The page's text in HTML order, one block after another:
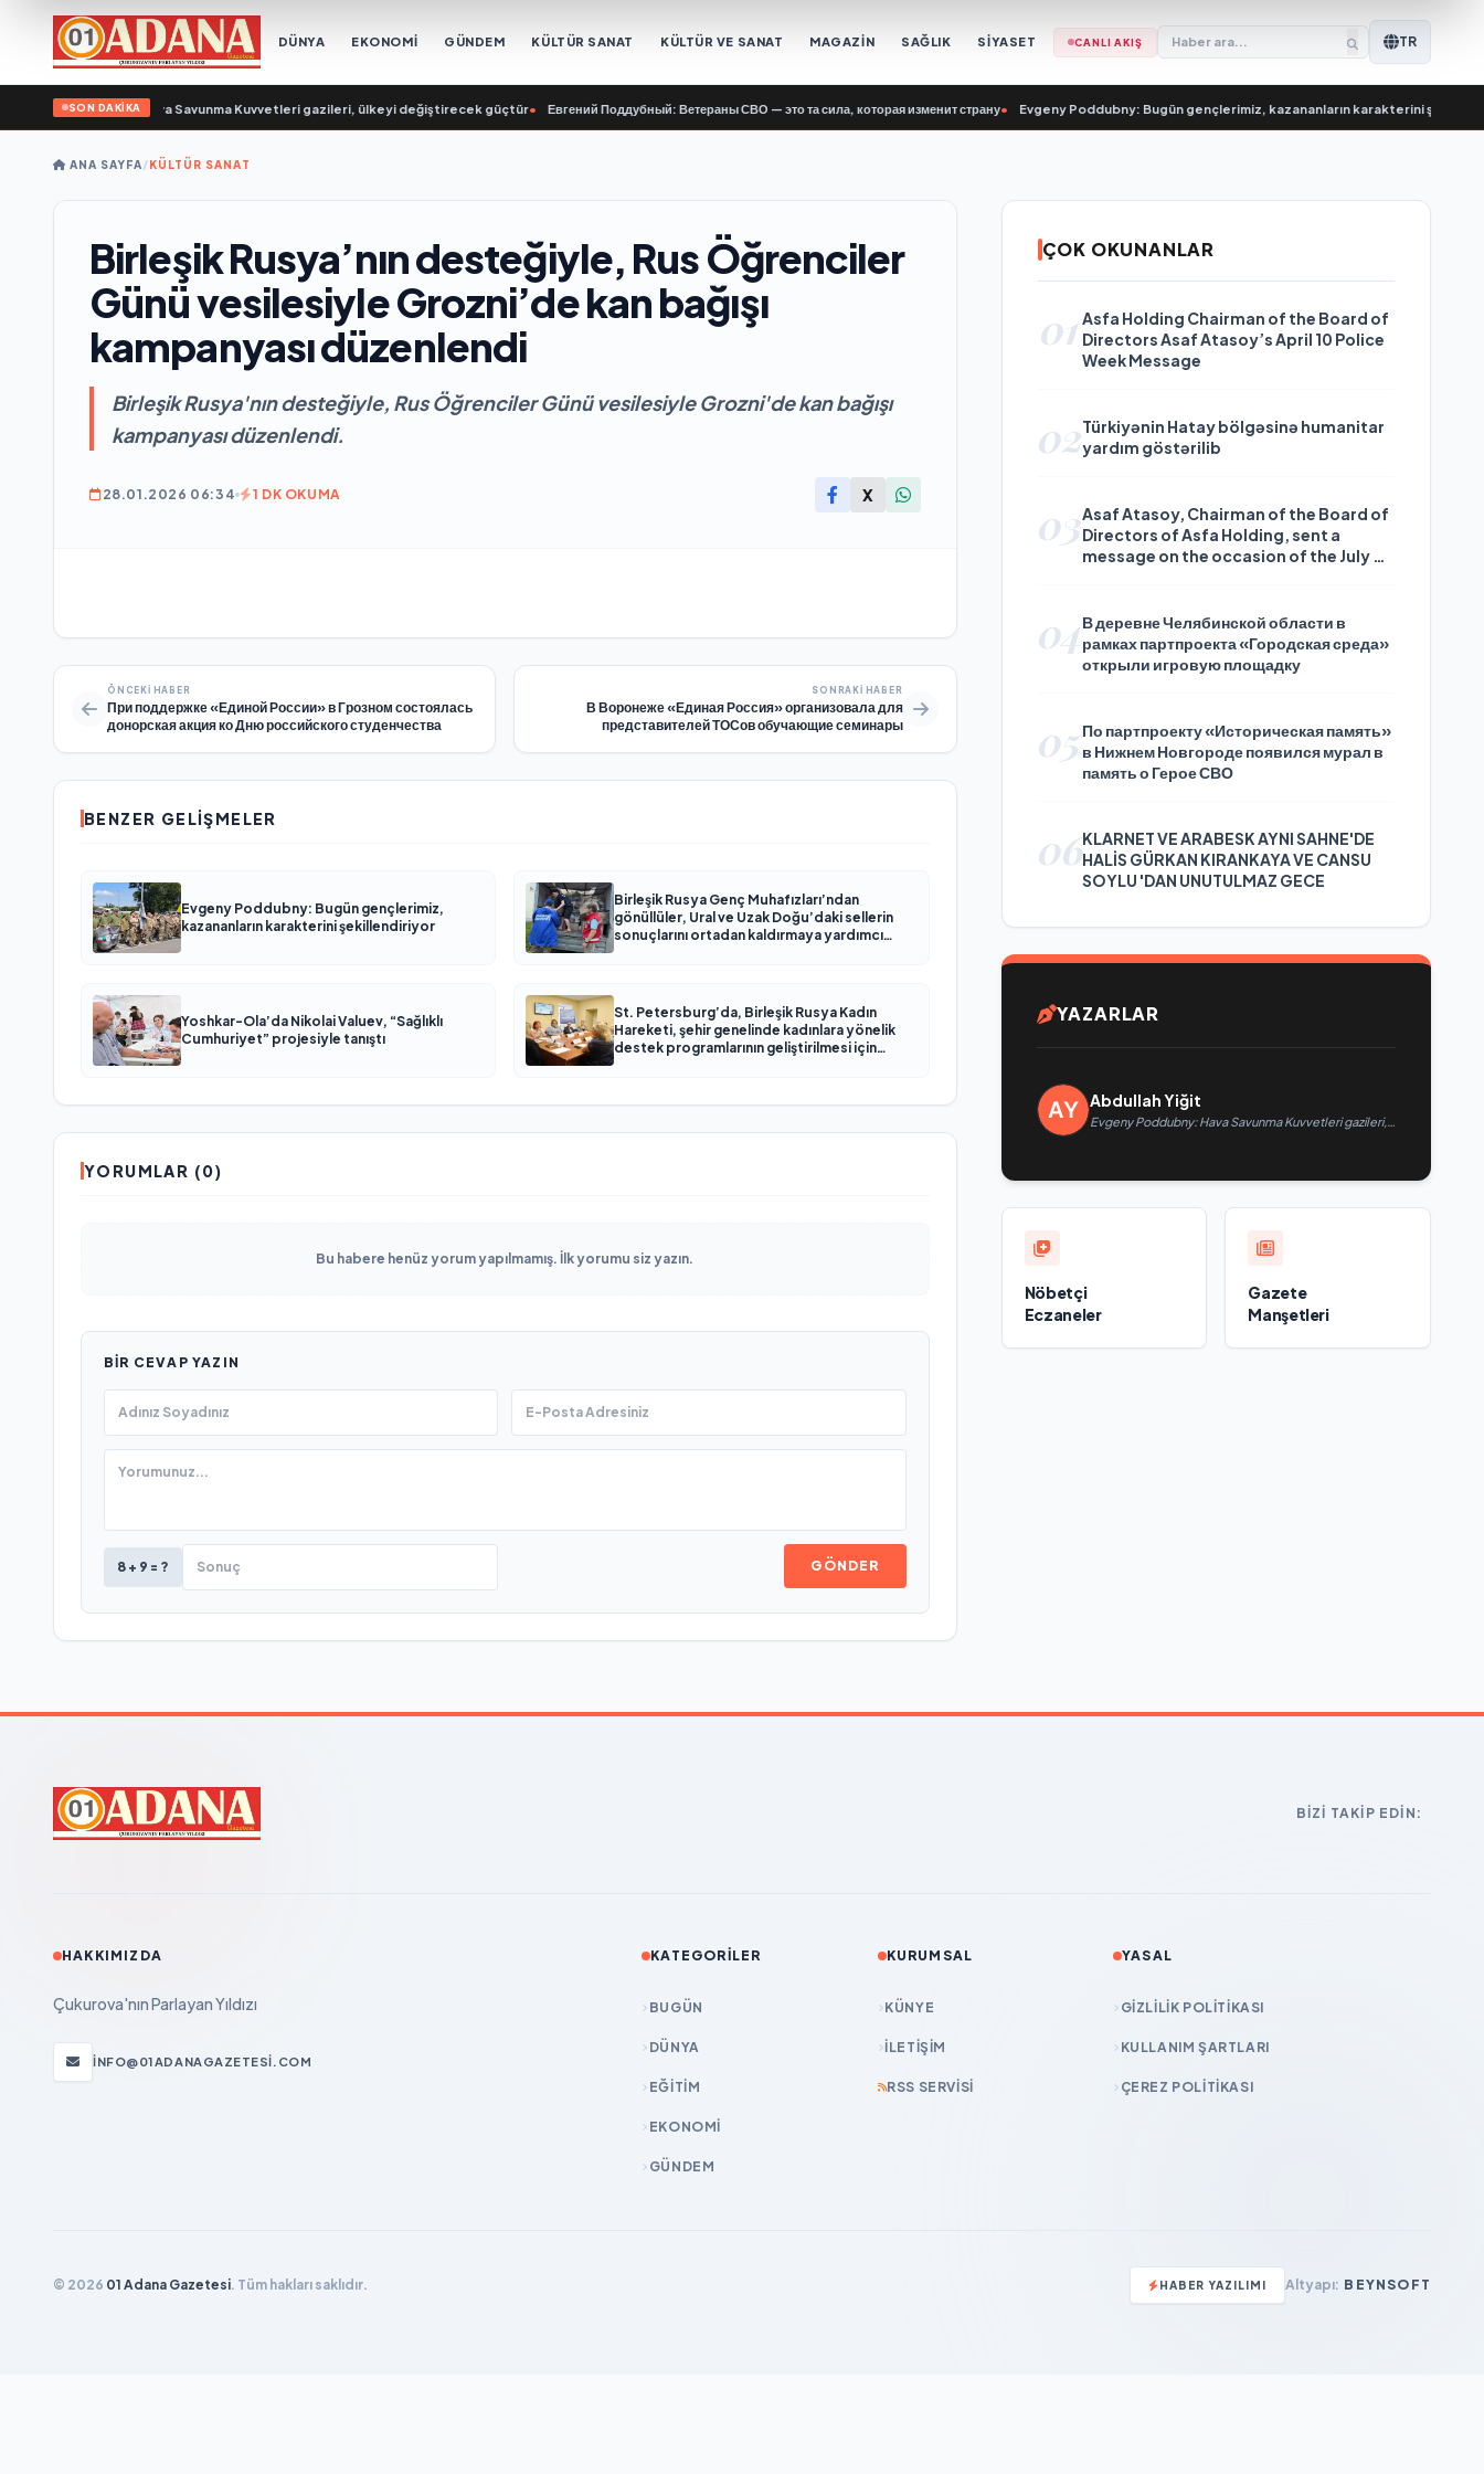
DÜNYA EKONOMİ GÜNDEM KÜLTÜR SANAT KÜLTÜR VE SANAT MAGAZİN SAĞLIK SİYASET CANLI AKIŞ TR
SON DAKİKA
Evgeny Poddubny: Hava Savunma Kuvvetleri gazileri, ülkeyi değiştirecek güçtür• Евгений Поддубный: Ветераны СВО — это та сила, которая изменит страну• Evgeny Poddubny: Bugün gençlerimiz, kazananların karakterini
ANA SAYFA/KÜLTÜR SANAT
Birleşik Rusya’nın desteğiyle, Rus Öğrenciler
Günü vesilesiyle Grozni’de kan bağışı
kampanyası düzenlendi
Birleşik Rusya'nın desteğiyle, Rus Öğrenciler Günü vesilesiyle Grozni'de kan bağışı
kampanyası düzenlendi.
28.01.2026 06:34 1 DK OKUMA X
ÖNCEKI HABER
При поддержке «Единой России» в Грозном состоялась
донорская акция ко Дню российского студенчества
SONRAKI HABER
В Воронеже «Единая Россия» организовала для
представителей ТОСов обучающие семинары
BENZER GELIŞMELER
Evgeny Poddubny: Bugün gençlerimiz,
kazananların karakterini şekillendiriyor
Birleşik Rusya Genç Muhafızları’ndan
gönüllüler, Ural ve Uzak Doğu’daki sellerin
sonuçlarını ortadan kaldırmaya yardımcı
Yoshkar-Ola’da Nikolai Valuev, “Sağlıklı
Cumhuriyet” projesiyle tanıştı
St. Petersburg’da, Birleşik Rusya Kadın
Hareketi, şehir genelinde kadınlara yönelik
destek programlarının geliştirilmesi için
YORUMLAR (0)
Bu habere henüz yorum yapılmamış. İlk yorumu siz yazın.
BIR CEVAP YAZIN
8 + 9 = ? GÖNDER
ÇOK OKUNANLAR
01 Asfa Holding Chairman of the Board of
Directors Asaf Atasoy’s April 10 Police
Week Message
02Türkiyənin Hatay bölgəsinə humanitar
yardım göstərilib
03Asaf Atasoy, Chairman of the Board of
Directors of Asfa Holding, sent a
message on the occasion of the July 24
04В деревне Челябинской области в
рамках партпроекта «Городская среда»
открыли игровую площадку
05 По партпроекту «Историческая память»
в Нижнем Новгороде появился мурал в
память о Герое СВО
06KLARNET VE ARABESK AYNI SAHNE'DE
HALİS GÜRKAN KIRANKAYA VE CANSU
SOYLU 'DAN UNUTULMAZ GECE
YAZARLAR
Abdullah Yiğit
Evgeny Poddubny: Hava Savunma Kuvvetleri gazileri,
Nöbetçi
Eczaneler
Gazete
Manşetleri
BIZI TAKIP EDIN:
HAKKIMIZDA
Çukurova'nın Parlayan Yıldızı
INFO@01ADANAGAZETESI.COM
KATEGORILER
BUGÜN
DÜNYA
EĞİTİM
EKONOMİ
GÜNDEM
KURUMSAL
KÜNYE
İLETIŞIM
RSS SERVISI
YASAL
GIZLILIK POLITIKASI
KULLANIM ŞARTLARI
ÇEREZ POLITIKASI
© 2026 01 Adana Gazetesi. Tüm hakları saklıdır. HABER YAZILIMI Altyapı: BEYNSOFT